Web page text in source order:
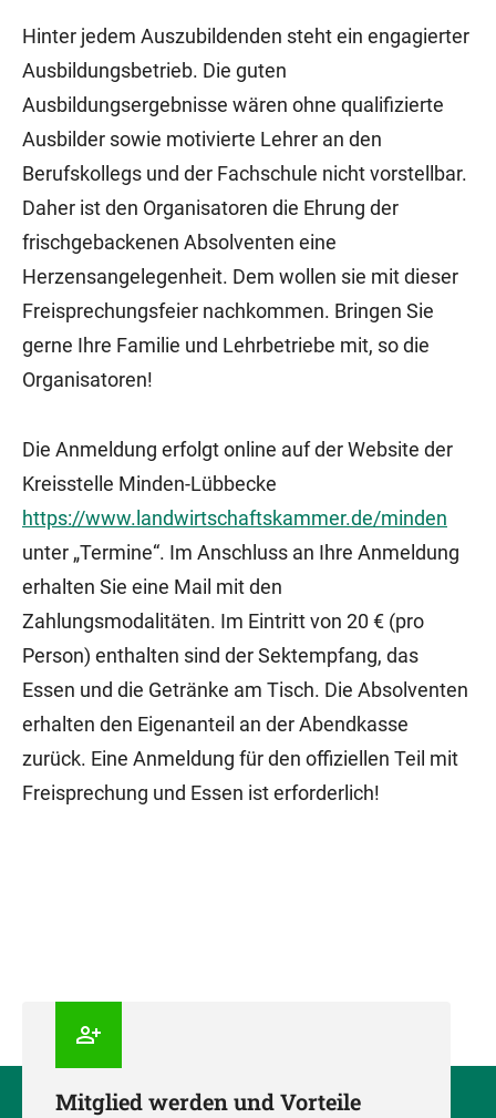
Hinter jedem Auszubildenden steht ein engagierter
Ausbildungsbetrieb. Die guten
Ausbildungsergebnisse wären ohne qualifizierte
Ausbilder sowie motivierte Lehrer an den
Berufskollegs und der Fachschule nicht vorstellbar.
Daher ist den Organisatoren die Ehrung der
frischgebackenen Absolventen eine
Herzensangelegenheit. Dem wollen sie mit dieser
Freisprechungsfeier nachkommen. Bringen Sie
gerne Ihre Familie und Lehrbetriebe mit, so die
Organisatoren!
Die Anmeldung erfolgt online auf der Website der
Kreisstelle Minden-Lübbecke
https://www.landwirtschaftskammer.de/minden
unter „Termine“. Im Anschluss an Ihre Anmeldung
erhalten Sie eine Mail mit den
Zahlungsmodalitäten. Im Eintritt von 20 € (pro
Person) enthalten sind der Sektempfang, das
Essen und die Getränke am Tisch. Die Absolventen
erhalten den Eigenanteil an der Abendkasse
zurück. Eine Anmeldung für den offiziellen Teil mit
Freisprechung und Essen ist erforderlich!
Mitglied werden und Vorteile